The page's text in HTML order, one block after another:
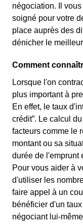
négociation. Il
soigné pour votre
place auprès des
dénicher le
Comment
Lorsque l'on
plus important à
En effet, le taux
crédit”. Le calcul
facteurs comme le
montant ou sa
durée de l'emprunt
Pour vous aider à
d'utiliser les
faire appel à un
bénéficier d'un
négociant lui-